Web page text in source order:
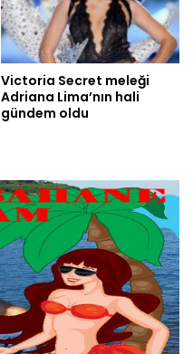
Victoria Secret meleği
Adriana Lima’nın hali
gündem oldu